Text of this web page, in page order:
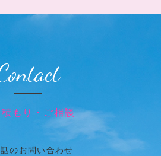
もり・ご相談
のお問い合わせ